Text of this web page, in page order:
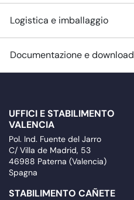
Logistica e imballaggio
Documentazione e download
UFFICI E STABILIMENTO
VALENCIA
Pol. Ind. Fuente del Jarro
C/ Villa de Madrid, 53
46988 Paterna (Valencia)
Spagna
STABILIMENTO CAÑETE